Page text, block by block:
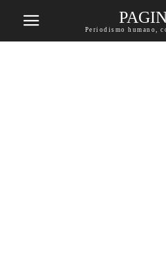
Periodismo humano,